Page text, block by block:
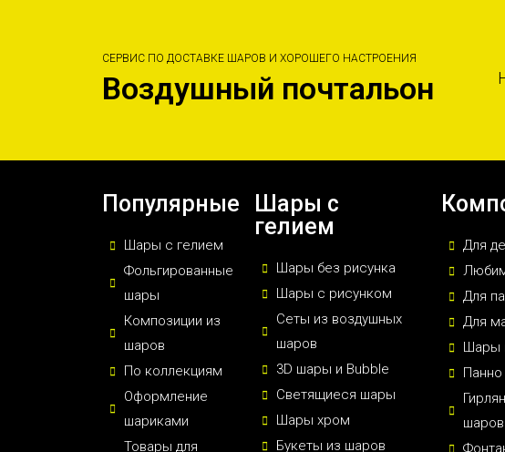
СЕРВИС ПО ДОСТАВКЕ ШАРОВ И ХОРОШЕГО НАСТРОЕНИЯ
Воздушный почтальон
Популярные
Шары с гелием
Фольгированные
шары
Композиции из
шаров
По коллекциям
Оформление
шариками
Товары для
Шары с
гелием
Шары без рисунка
Шары с рисунком
Сеты из воздушных
шаров
3D шары и Bubble
Светящиеся шары
Шары хром
Букеты из шаров
Для
Для
Для
Шары
шаров